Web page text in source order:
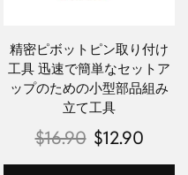
精密ピボットピン取り付け
工具 迅速で簡単なセットア
ップのための小型部品組み
立て工具
$16.90 $12.90